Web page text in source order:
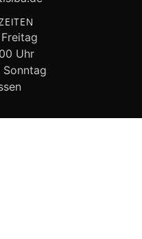
Uhr
Sonntag